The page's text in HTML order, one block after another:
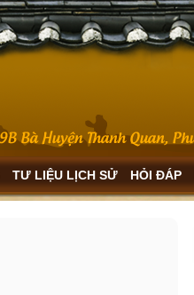
TƯ LIỆU LỊCH SỬ HỎI ĐÁP